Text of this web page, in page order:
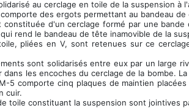
au cerclage en toile de la suspension
des ergots permettant au bandeau de
constituée d'un cerclage formé par une
rend le bandeau de tête inamovible de la
pliées en V, sont retenues sur ce
sont solidarisés entre eux par un large
dans les encoches du cerclage de la bombe.
5 comporte cinq plaques de maintien
cuir.
toile constituant la suspension sont jointives